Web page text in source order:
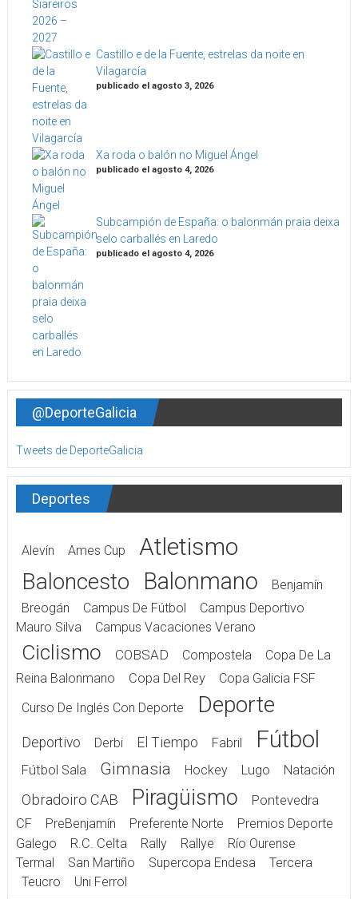
Castillo e de la Fuente, estrelas da noite en
Vilagarcía
publicado el agosto 3, 2026
Xa roda o balón no Miguel Ángel
publicado el agosto 4, 2026
Subcampión de España: o balonmán praia deixa
selo carballés en Laredo
publicado el agosto 4, 2026
@DeporteGalicia
Tweets de DeporteGalicia
Deportes
Alevín Ames Cup Atletismo
Baloncesto Balonmano
Benjamín
Breogán
Campus De Fútbol
Campus Deportivo
Mauro Silva
Campus Vacaciones Verano
Ciclismo COBSAD Compostela
Copa De La
Reina Balonmano
Copa Del Rey
Copa Galicia FSF
Curso De Inglés Con Deporte
Deporte
Deportivo Derbi El Tiempo Fabril Fútbol
Fútbol Sala Gimnasia Hockey Lugo Natación
Obradoiro CAB Piragüismo
Pontevedra
CF
PreBenjamín Preferente Norte
Premios Deporte
Galego
R.C. Celta Rally Rallye
Río Ourense
Termal
San Martiño Supercopa Endesa
Tercera
Teucro
Uni Ferrol